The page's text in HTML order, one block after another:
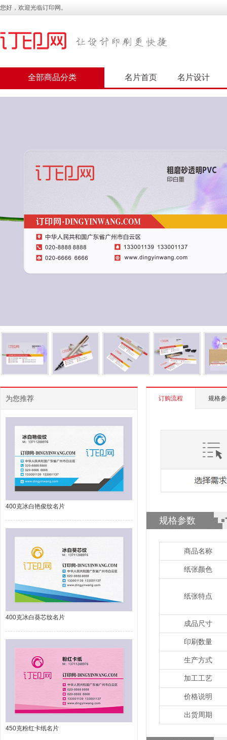
您好，欢迎光临订印网。
全部商品分类 名片首页 名片设计
为您推荐
400克冰白艳俊纹名片
400克冰白葵芯纹名片
450克粉红卡纸名片
订购流程 规格
规格参数
商品名称
纸张颜色
纸张特点
成品尺寸
印刷数量
生产方式
加工工艺
价格说明
出货周期